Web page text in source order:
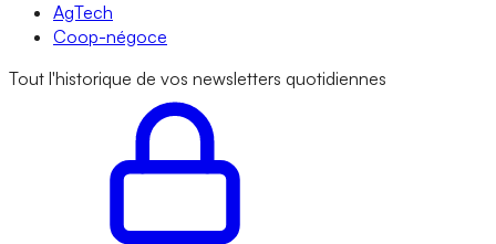
AgTech
Coop-négoce
Tout l'historique de vos newsletters quotidiennes